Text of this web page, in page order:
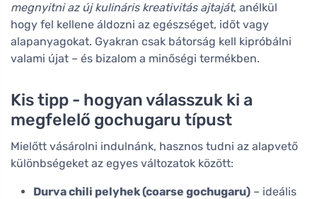
megnyitni az új kulináris kreativitás ajtaját, anélkül
hogy fel kellene áldozni az egészséget, időt vagy
alapanyagokat. Gyakran csak bátorság kell kipróbálni
valami újat – és bizalom a minőségi termékben.
Kis tipp - hogyan válasszuk ki a
megfelelő gochugaru típust
Mielőtt vásárolni indulnánk, hasznos tudni az alapvető
különbségeket az egyes változatok között:
Durva chili pelyhek (coarse gochugaru) – ideális